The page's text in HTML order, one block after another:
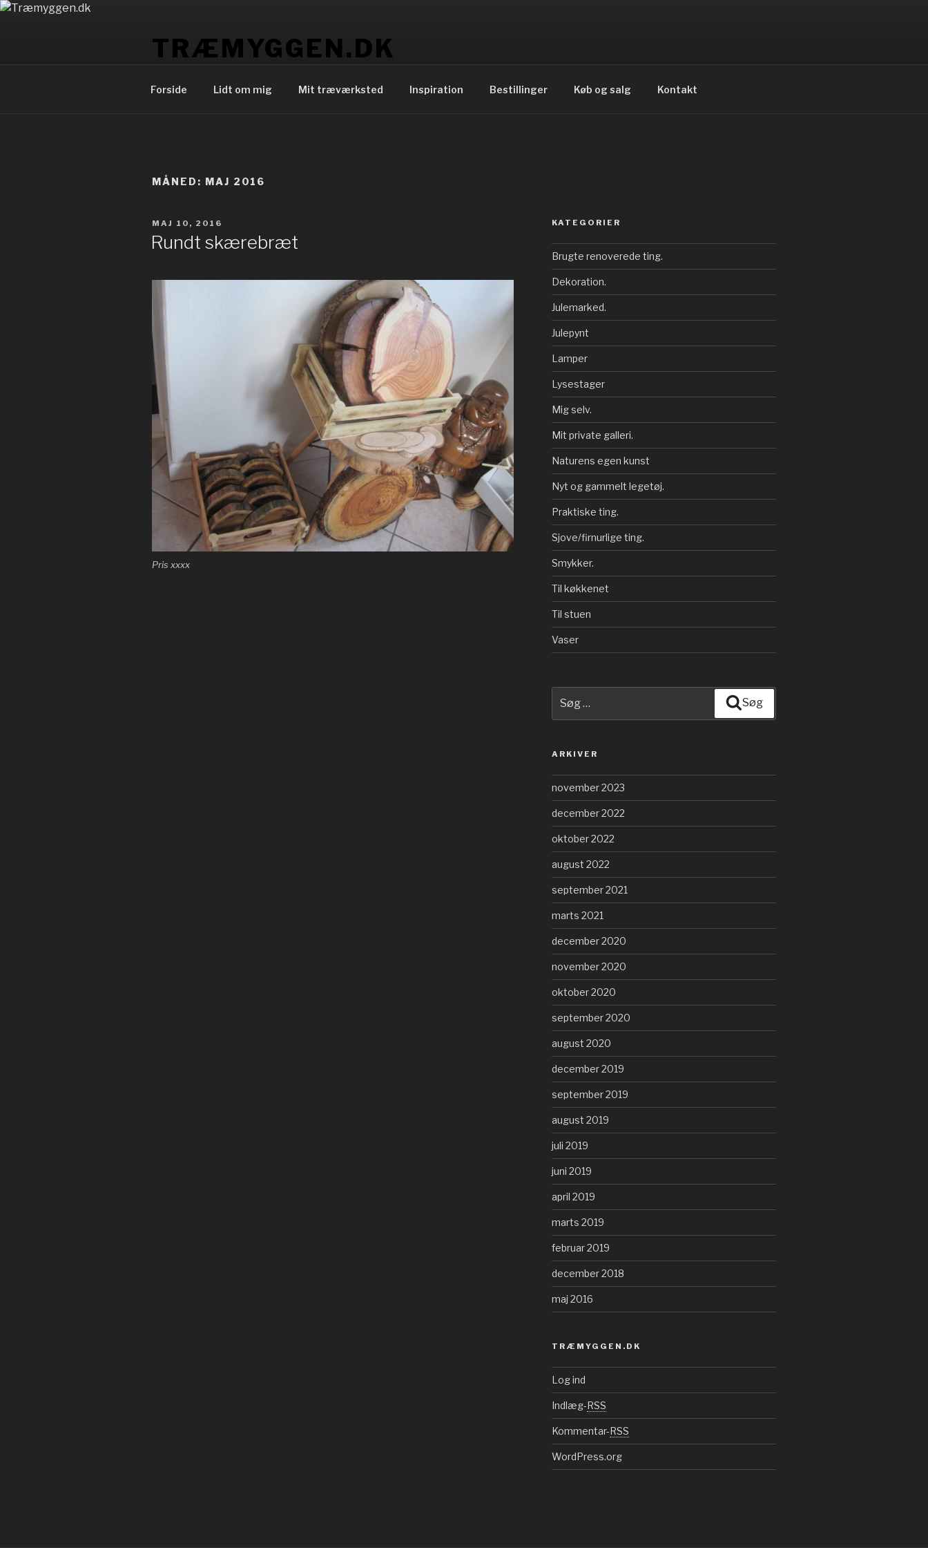
Videre
TRÆMYGGEN.DK
Forside Lidt om mig Mit træværksted Inspiration Bestillinger Køb og salg Kontakt
MÅNED: MAJ 2016
UDGIVET
DEN
MAJ 10, 2016
Rundt skærebræt
Pris xxxx
KATEGORIER
Brugte renoverede ting.
Dekoration.
Julemarked.
Julepynt
Lamper
Lysestager
Mig selv.
Mit private galleri.
Naturens egen kunst
Nyt og gammelt legetøj.
Praktiske ting.
Sjove/firnurlige ting.
Smykker.
Til køkkenet
Til stuen
Vaser
efter:
Søg
ARKIVER
november 2023
december 2022
oktober 2022
august 2022
september 2021
marts 2021
december 2020
november 2020
oktober 2020
september 2020
august 2020
december 2019
september 2019
august 2019
juli 2019
juni 2019
april 2019
marts 2019
februar 2019
december 2018
maj 2016
TRÆMYGGEN.DK
Log ind
Indlæg-RSS
Kommentar-RSS
WordPress.org